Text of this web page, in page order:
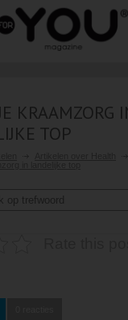
KRAAMZORG
TOP